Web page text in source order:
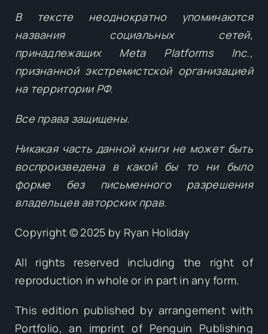
В тексте неоднократно упоминаются
названия социальных сетей,
принадлежащих Meta Platforms Inc.,
признанной экстремистской организацией
на территории РФ.
Все права защищены.
Никакая часть данной книги не может быть
воспроизведена в какой бы то ни было
форме без письменного разрешения
владельцев авторских прав.
Copyright © 2025 by Ryan Holiday
All rights reserved including the right of
reproduction in whole or in part in any form.
This edition published by arrangement with
Portfolio, an imprint of Penguin Publishing